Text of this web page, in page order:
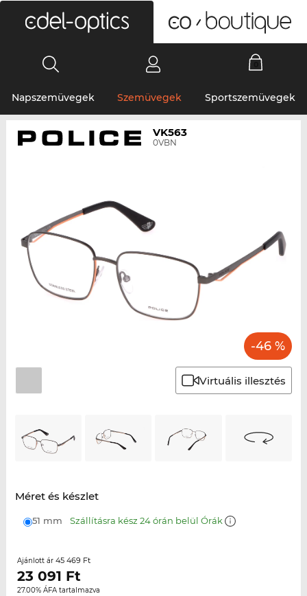
Napszemüvegek Szemüvegek Sportszemüvegek
VK563
0VBN
-46 %
Virtuális illesztés
Méret és készlet
51 mm Szállításra kész 24 órán belül Órák
Ajánlott ár 45 469 Ft
23 091 Ft
27.00% ÁFA tartalmazva